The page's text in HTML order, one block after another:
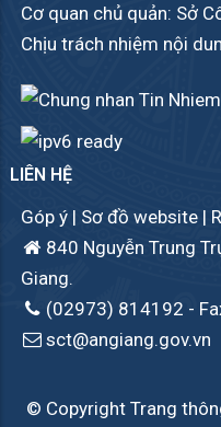
Cơ quan chủ quản: Sở
Chịu trách nhiệm nội
LIÊN HỆ
Góp ý | Sơ đồ website |
840 Nguyễn Trung
Giang.
(02973) 814192 -
sct@angiang.gov.vn
© Copyright Trang